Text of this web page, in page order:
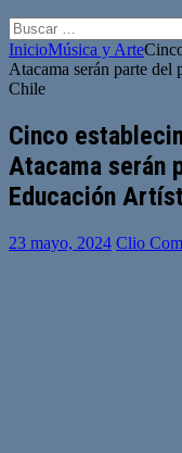
Buscar:
InicioMúsica y Arte
Atacama serán parte
Chile
Cinco
Atacama serán
Educación
23 mayo, 2024 Clio